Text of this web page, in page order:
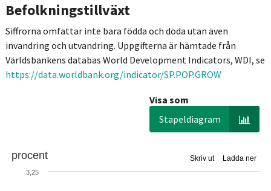
Befolkningstillväxt
Siffrorna omfattar inte bara födda och döda utan även
invandring och utvandring. Uppgifterna är hämtade från
Världsbankens databas World Development Indicators, WDI, se
https://data.worldbank.org/indicator/SP.POP.GROW
Visa som
Stapeldiagram
Ladda ner
Skriv ut
procent
3,25